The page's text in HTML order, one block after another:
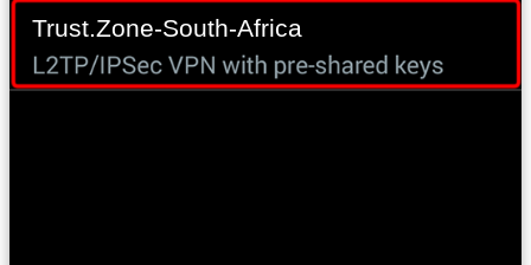
Trust.Zone-South-Africa